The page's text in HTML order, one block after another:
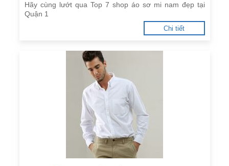
Hãy cùng lướt qua Top 7 shop áo sơ mi nam đẹp tại
Quận 1
Chi tiết